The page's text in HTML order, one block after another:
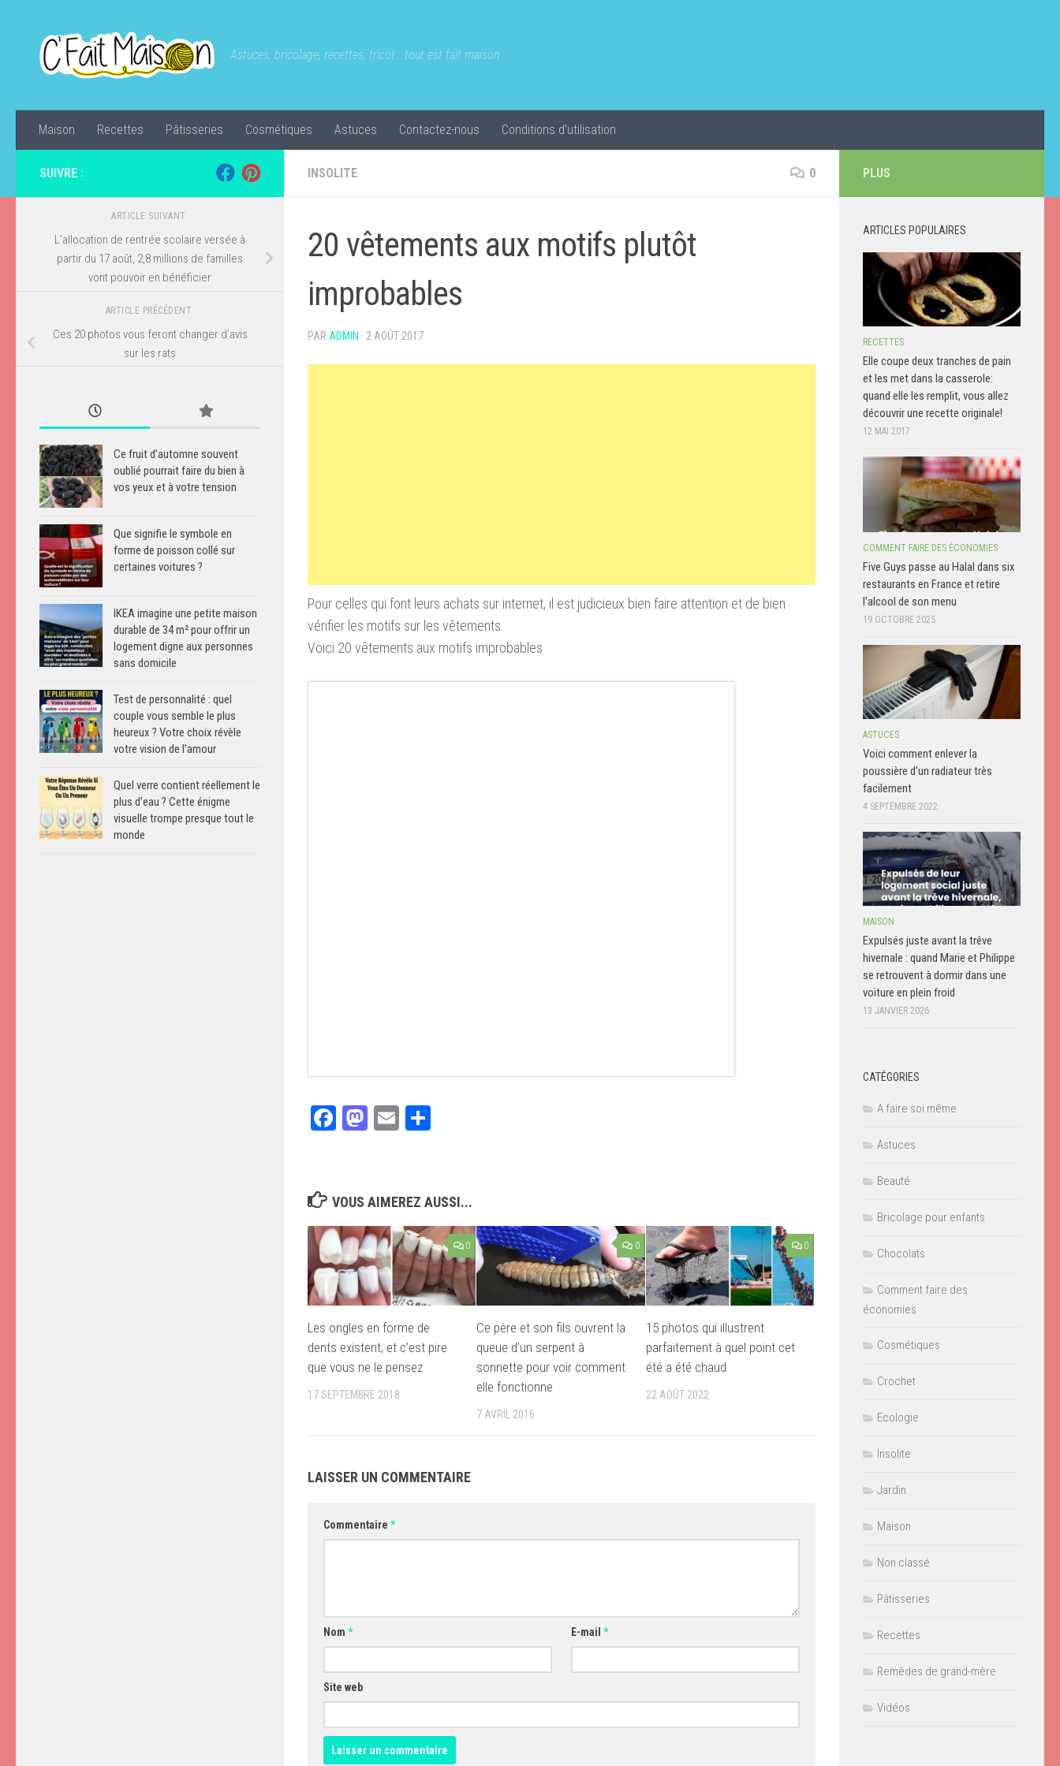
Astuces, bricolage, recettes, tricot...tout est fait maison
Maison Recettes Pâtisseries Cosmétiques Astuces Contactez-nous Conditions d’utilisation
INSOLITE 0
20 vêtements aux motifs plutôt
improbables
PAR ADMIN · 2 AOÛT 2017
Pour celles qui font leurs achats sur internet, il est judicieux bien faire attention et de bien
vérifier les motifs sur les vêtements.
Voici 20 vêtements aux motifs improbables
Facebook
Mastodon
Email
VOUS AIMEREZ AUSSI...
0
Les ongles en forme de
dents existent, et c’est pire
que vous ne le pensez
17 SEPTEMBRE 2018
0
Ce père et son fils ouvrent la
queue d’un serpent à
sonnette pour voir comment
elle fonctionne
7 AVRIL 2016
0
15 photos qui illustrent
parfaitement à quel point cet
été a été chaud
22 AOÛT 2022
LAISSER UN COMMENTAIRE
Commentaire *
Nom * E-mail*
Site web
SUIVRE :
ARTICLE SUIVANT
L’allocation de rentrée scolaire versée à
partir du 17 août, 2,8 millions de familles
vont pouvoir en bénéficier
ARTICLE PRÉCÉDENT
Ces 20 photos vous feront changer d’avis
sur les rats
Ce fruit d’automne souvent
oublié pourrait faire du bien à
vos yeux et à votre tension
Que signifie le symbole en
forme de poisson collé sur
certaines voitures ?
IKEA imagine une petite maison
durable de 34 m² pour offrir un
logement digne aux personnes
sans domicile
Test de personnalité : quel
couple vous semble le plus
heureux ? Votre choix révèle
votre vision de l’amour
Quel verre contient réellement le
plus d’eau ? Cette énigme
visuelle trompe presque tout le
monde
PLUS
ARTICLES POPULAIRES
RECETTES
Elle coupe deux tranches de pain
et les met dans la casserole:
quand elle les remplit, vous allez
découvrir une recette originale!
12 MAI 2017
COMMENT FAIRE DES ÉCONOMIES
Five Guys passe au Halal dans six
restaurants en France et retire
l’alcool de son menu
19 OCTOBRE 2025
ASTUCES
Voici comment enlever la
poussière d’un radiateur très
facilement
4 SEPTEMBRE 2022
MAISON
Expulsés juste avant la trêve
hivernale : quand Marie et Philippe
se retrouvent à dormir dans une
voiture en plein froid
13 JANVIER 2026
CATÉGORIES
A faire soi même
Astuces
Beauté
Bricolage pour enfants
Chocolats
Comment faire des
économies
Cosmétiques
Crochet
Ecologie
Insolite
Jardin
Maison
Non classé
Pâtisseries
Recettes
Remèdes de grand-mère
Vidéos